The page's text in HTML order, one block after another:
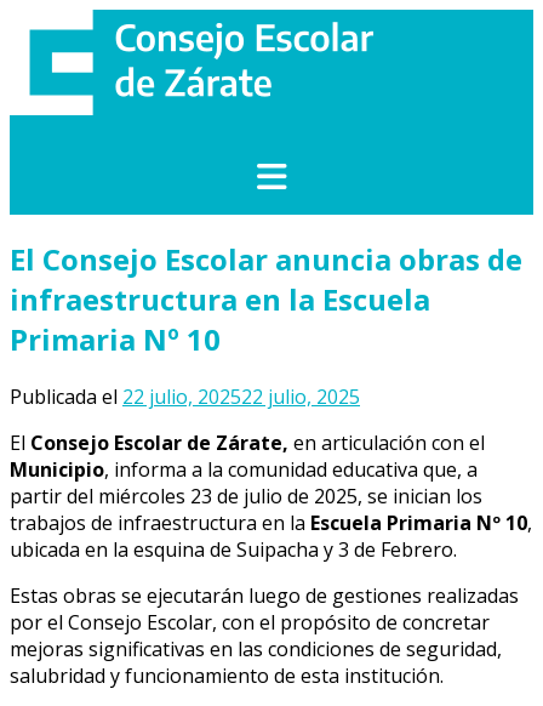
contenido
El Consejo Escolar anuncia obras de
infraestructura en la Escuela
Primaria Nº 10
Publicada el 22 julio, 202522 julio, 2025
El Consejo Escolar de Zárate, en articulación con el
Municipio, informa a la comunidad educativa que, a
partir del miércoles 23 de julio de 2025, se inician los
trabajos de infraestructura en la Escuela Primaria Nº 10,
ubicada en la esquina de Suipacha y 3 de Febrero.
Estas obras se ejecutarán luego de gestiones realizadas
por el Consejo Escolar, con el propósito de concretar
mejoras significativas en las condiciones de seguridad,
salubridad y funcionamiento de esta institución.